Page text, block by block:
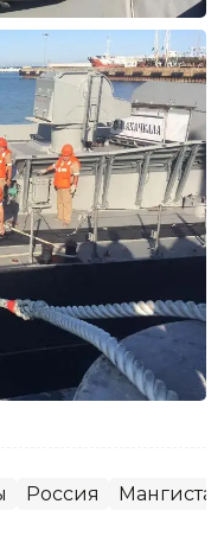
Россия